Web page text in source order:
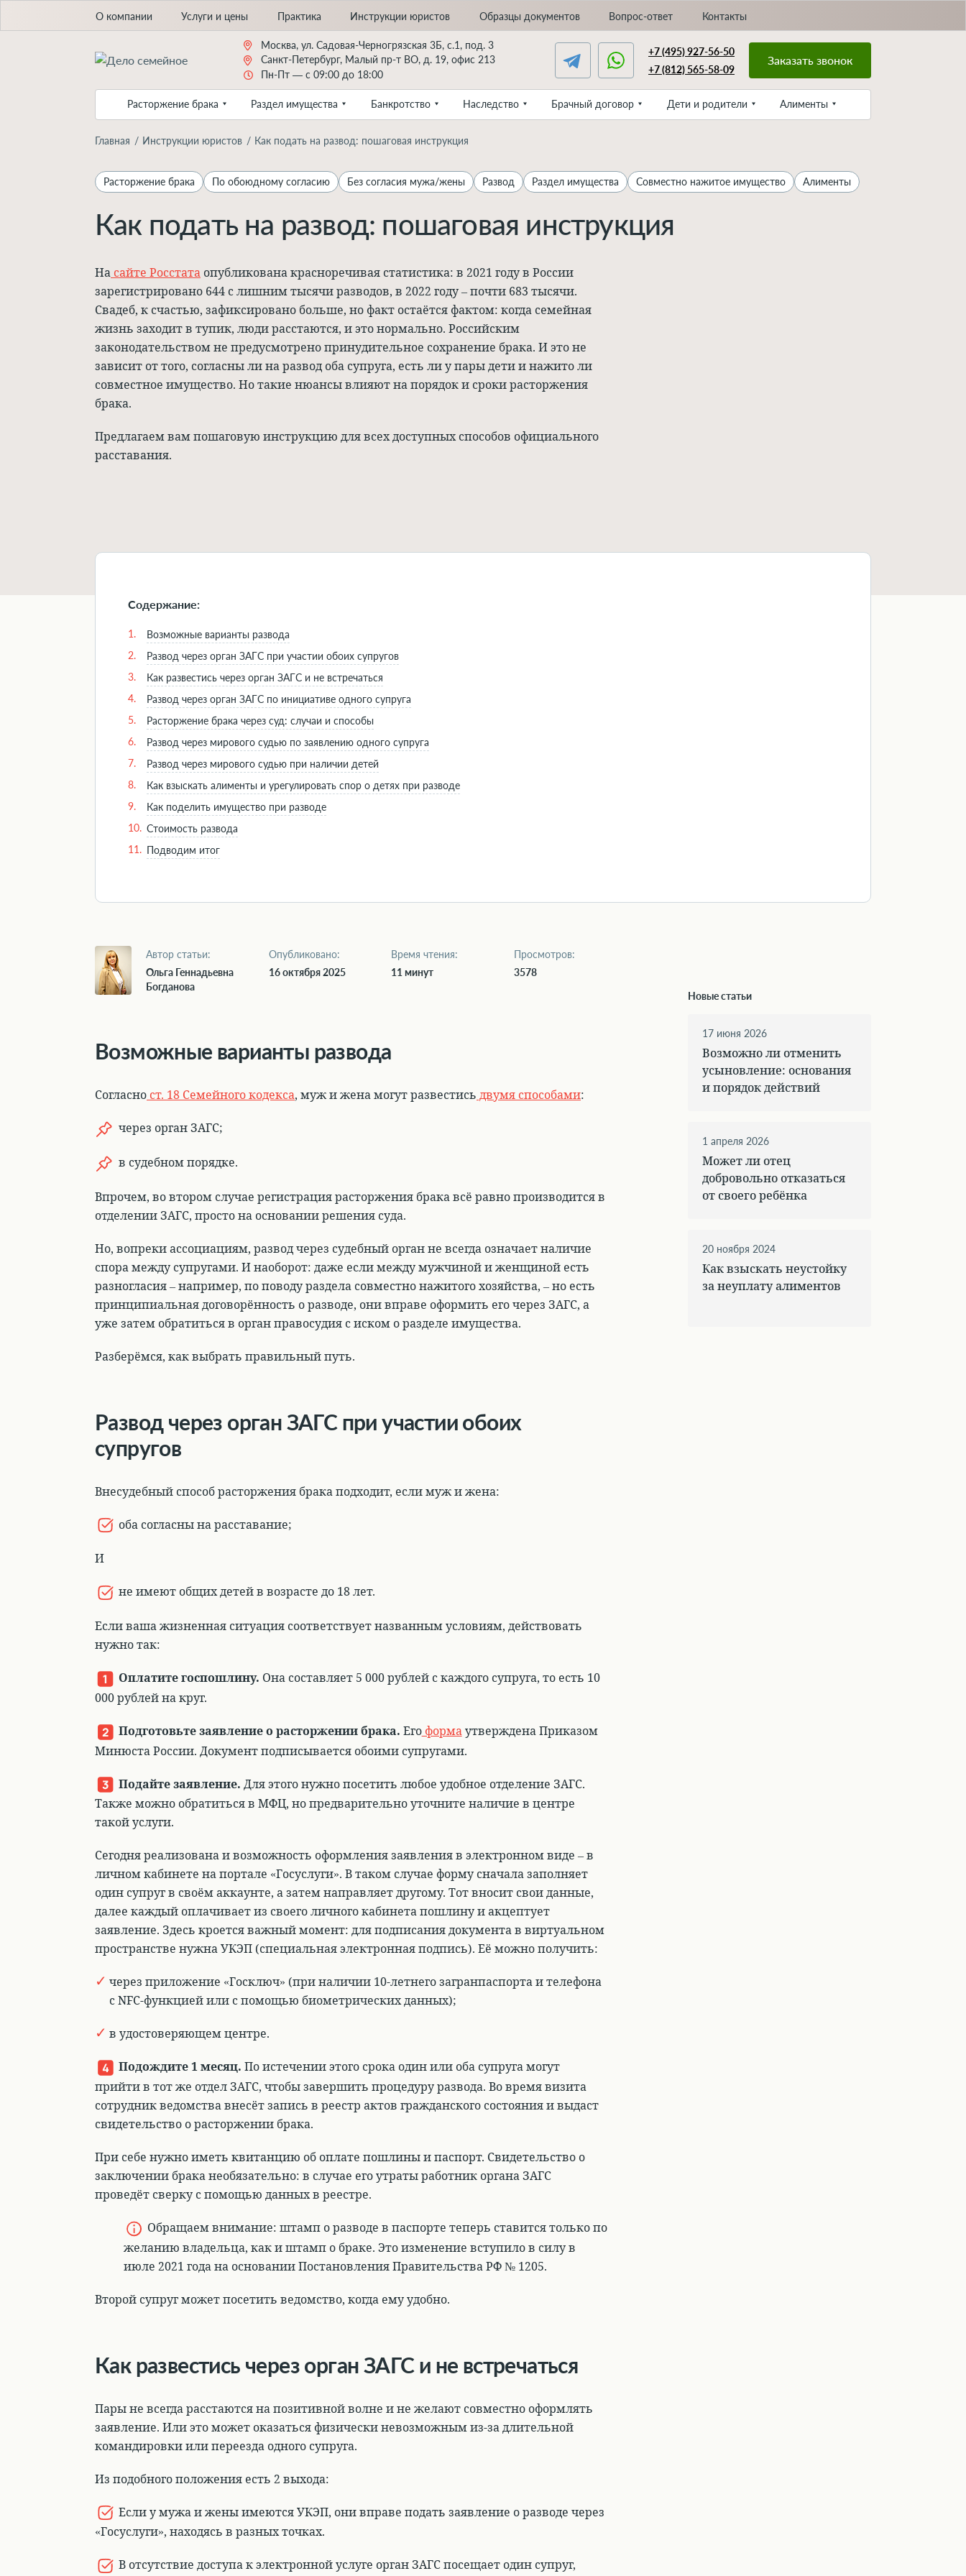
О компании Услуги и цены Практика Инструкции юристов Образцы документов Вопрос-ответ Контакты
Москва, ул. Садовая-Черногрязская 3Б, с.1, под. 3
Санкт-Петербург, Малый пр-т ВО, д. 19, офис 213
Пн-Пт — с 09:00 до 18:00
+7 (495) 927-56-50
+7 (812) 565-58-09
Заказать звонок
Расторжение брака Раздел имущества Банкротство Наследство Брачный договор Дети и родители Алименты
Главная Инструкции юристов Как подать на развод: пошаговая инструкция
Расторжение брака По обоюдному согласию Без согласия мужа/жены Развод Раздел имущества Совместно нажитое имущество Алименты
Как подать на развод: пошаговая инструкция
На сайте Росстата опубликована красноречивая статистика: в 2021 году в России
зарегистрировано 644 с лишним тысячи разводов, в 2022 году – почти 683 тысячи.
Свадеб, к счастью, зафиксировано больше, но факт остаётся фактом: когда семейная
жизнь заходит в тупик, люди расстаются, и это нормально. Российским
законодательством не предусмотрено принудительное сохранение брака. И это не
зависит от того, согласны ли на развод оба супруга, есть ли у пары дети и нажито ли
совместное имущество. Но такие нюансы влияют на порядок и сроки расторжения
брака.
Предлагаем вам пошаговую инструкцию для всех доступных способов официального
расставания.
Содержание:
1.
Возможные варианты развода
2.
Развод через орган ЗАГС при участии обоих супругов
3.
Как развестись через орган ЗАГС и не встречаться
4.
Развод через орган ЗАГС по инициативе одного супруга
5.
Расторжение брака через суд: случаи и способы
6.
Развод через мирового судью по заявлению одного супруга
7.
Развод через мирового судью при наличии детей
8.
Как взыскать алименты и урегулировать спор о детях при разводе
9.
Как поделить имущество при разводе
10. Стоимость развода
11. Подводим итог
Автор статьи:
Ольга Геннадьевна
Богданова
Опубликовано:
16 октября 2025
Время чтения:
11 минут
Просмотров:
3578
Возможные варианты развода
Согласно ст. 18 Семейного кодекса, муж и жена могут развестись двумя способами:
через орган ЗАГС;
в судебном порядке.
Впрочем, во втором случае регистрация расторжения брака всё равно производится в
отделении ЗАГС, просто на основании решения суда.
Но, вопреки ассоциациям, развод через судебный орган не всегда означает наличие
спора между супругами. И наоборот: даже если между мужчиной и женщиной есть
разногласия – например, по поводу раздела совместно нажитого хозяйства, – но есть
принципиальная договорённость о разводе, они вправе оформить его через ЗАГС, а
уже затем обратиться в орган правосудия с иском о разделе имущества.
Разберёмся, как выбрать правильный путь.
Развод через орган ЗАГС при участии обоих
супругов
Внесудебный способ расторжения брака подходит, если муж и жена:
оба согласны на расставание;
И
не имеют общих детей в возрасте до 18 лет.
Если ваша жизненная ситуация соответствует названным условиям, действовать
нужно так:
Оплатите госпошлину. Она составляет 5 000 рублей с каждого супруга, то есть 10
000 рублей на круг.
Подготовьте заявление о расторжении брака. Егоформаутверждена Приказом
Минюста России. Документ подписывается обоими супругами.
Подайте заявление. Для этого нужно посетить любое удобное отделение ЗАГС.
Также можно обратиться в МФЦ, но предварительно уточните наличие в центре
такой услуги.
Сегодняреализована и возможность оформления заявления в электронном виде – в
личном кабинете на портале «Госуслуги». В таком случае форму сначала заполняет
один супруг в своём аккаунте, а затем направляет другому. Тот вносит свои данные,
далее каждый оплачивает из своего личного кабинета пошлину и акцептует
заявление. Здесь кроется важный момент: для подписания документа в виртуальном
пространстве нужна УКЭП (специальная электронная подпись). Её можно получить:
через приложение «Госключ» (при наличии 10-летнего загранпаспорта и телефона
с NFC-функцией или с помощью биометрических данных);
в удостоверяющем центре.
Подождите 1 месяц. По истечении этого срока один или оба супруга могут
прийти в тот же отдел ЗАГС, чтобы завершить процедуру развода. Во время визита
сотрудник ведомства внесёт запись в реестр актов гражданского состояния и выдаст
свидетельство о расторжении брака.
При себе нужно иметь квитанцию об оплате пошлины и паспорт. Свидетельство о
заключении брака необязательно: в случае его утраты работник органа ЗАГС
проведёт сверку с помощью данных в реестре.
Обращаем внимание: штамп о разводе в паспорте теперь ставится только по
желанию владельца, как и штамп о браке. Это изменение вступило в силу в
июле 2021 года на основании Постановления Правительства РФ № 1205.
Второй супруг может посетить ведомство, когда ему удобно.
Как развестись через орган ЗАГС и не встречаться
Пары не всегда расстаются на позитивной волне и не желают совместно оформлять
заявление. Или это может оказаться физически невозможным из-за длительной
командировки или переезда одного супруга.
Из подобного положения есть 2 выхода:
Если у мужа и жены имеются УКЭП, они вправе подать заявление о разводе через
«Госуслуги», находясь в разных точках.
В отсутствие доступа к электронной услуге орган ЗАГС посещает один супруг,
Новые статьи
17 июня 2026
Возможно ли отменить
усыновление: основания
и порядок действий
1 апреля 2026
Может ли отец
добровольно отказаться
от своего ребёнка
20 ноября 2024
Как взыскать неустойку
за неуплату алиментов